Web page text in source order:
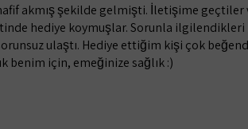
akmış şekilde gelmişti. İletişime
hediye koymuşlar. Sorunla
ulaştı. Hediye ettiğim kişi çok
benim için, emeğinize sağlık :)